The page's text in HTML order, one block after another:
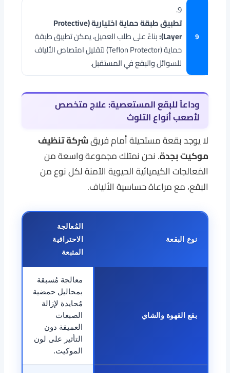
9.
تطبيق طبقة حماية اختيارية (Protective
Layer): بناءً على طلب العميل، يمكن تطبيق طبقة
حماية (Teflon Protector) لتقليل امتصاص الألياف
للسوائل والبقع في المستقبل.
وداعاً للبقع المستعصية: علاج متخصص
لأصعب أنواع التلوث
لا يوجد بقعة مستحيلة أمام فريقشركة تنظيف
موكيت بجدة. نحن نمتلك مجموعة واسعة من
المُعالجات الكيميائية الحيوية الآمنة لكل نوع من
البقع، مع مراعاة حساسية الألياف.
نوع البقعة
المُعالجة
الاحترافية
المتبعة
بقع القهوة والشاي
معالجة مُسبقة
بمحاليل حمضية
مُحايدة لإزالة
الصبغات
العميقة دون
التأثير على لون
الموكيت.